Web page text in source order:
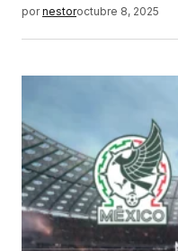
por nestoroctubre 8, 2025